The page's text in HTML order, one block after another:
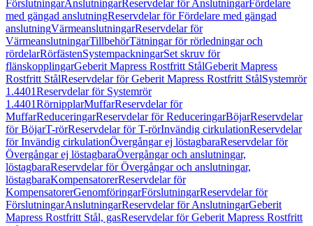
FörslutningarAnslutningarReservdelar för AnslutningarFördelare
med gängad anslutningReservdelar för Fördelare med gängad
anslutningVärmeanslutningarReservdelar för
VärmeanslutningarTillbehörTätningar för rörledningar och
rördelarRörfästenSystempackningarSet skruv för
flänskopplingarGeberit Mapress Rostfritt StålGeberit Mapress
Rostfritt StålReservdelar för Geberit Mapress Rostfritt StålSystemrör
1.4401Reservdelar för Systemrör
1.4401RörnipplarMuffarReservdelar för
MuffarReduceringarReservdelar för ReduceringarBöjarReservdelar
för BöjarT-rörReservdelar för T-rörInvändig cirkulationReservdelar
för Invändig cirkulationÖvergångar ej löstagbaraReservdelar för
Övergångar ej löstagbaraÖvergångar och anslutningar,
löstagbaraReservdelar för Övergångar och anslutningar,
löstagbaraKompensatorerReservdelar för
KompensatorerGenomföringarFörslutningarReservdelar för
FörslutningarAnslutningarReservdelar för AnslutningarGeberit
Mapress Rostfritt Stål, gasReservdelar för Geberit Mapress Rostfritt